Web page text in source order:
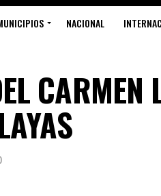
NACIONAL
CARMEN